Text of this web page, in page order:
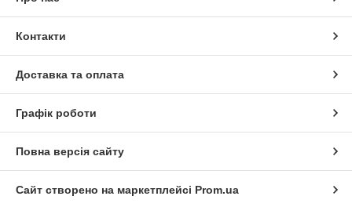
Контакти
Доставка та оплата
Графік роботи
Повна версія сайту
Сайт створено на маркетплейсі Prom.ua